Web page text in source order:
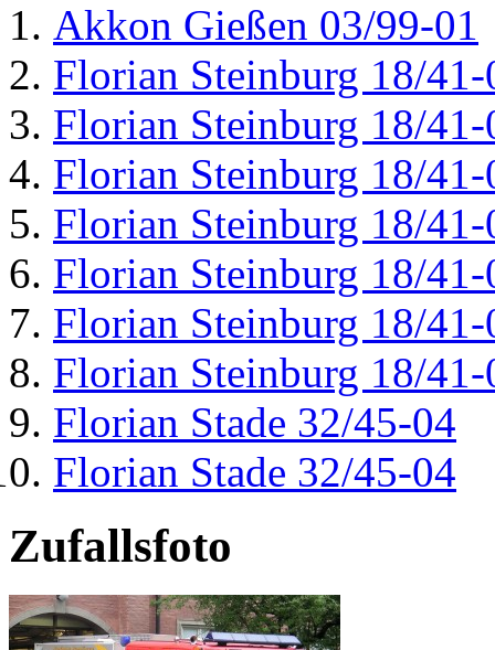
Akkon Gießen 03/99-01
Florian Steinburg 18/41-
Florian Steinburg 18/41-
Florian Steinburg 18/41-
Florian Steinburg 18/41-
Florian Steinburg 18/41-
Florian Steinburg 18/41-
Florian Steinburg 18/41-
Florian Stade 32/45-04
Florian Stade 32/45-04
Zufallsfoto